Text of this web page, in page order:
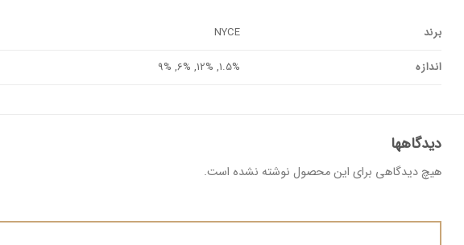
برند NYCE
اندازه 1.5%, 12%, 6%, 9%
دیدگاهها
هیچ دیدگاهی برای این محصول نوشته نشده است.